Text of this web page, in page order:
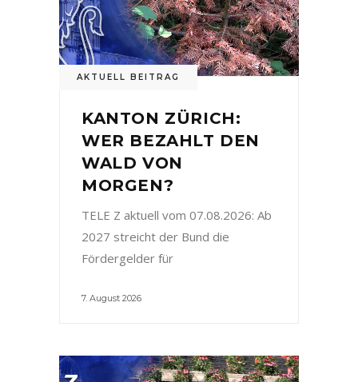
AKTUELL BEITRAG
KANTON ZÜRICH:
WER BEZAHLT DEN
WALD VON
MORGEN?
TELE Z aktuell vom 07.08.2026: Ab
2027 streicht der Bund die
Fördergelder für
7. August 2026